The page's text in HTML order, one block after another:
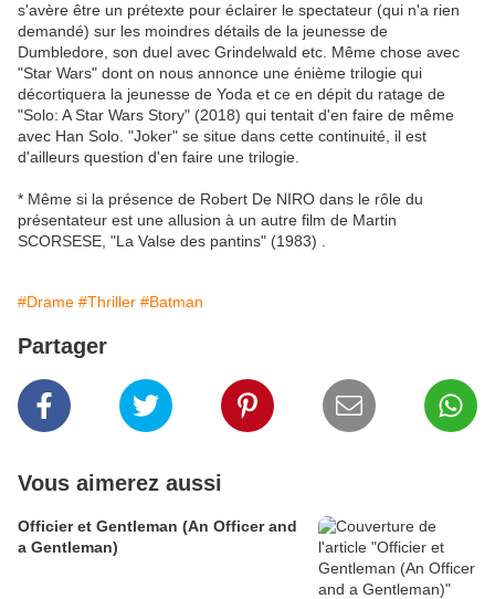
s'avère être un prétexte pour éclairer le spectateur (qui n'a rien
demandé) sur les moindres détails de la jeunesse de
Dumbledore, son duel avec Grindelwald etc. Même chose avec
"Star Wars" dont on nous annonce une énième trilogie qui
décortiquera la jeunesse de Yoda et ce en dépit du ratage de
"Solo: A Star Wars Story" (2018) qui tentait d'en faire de même
avec Han Solo. "Joker" se situe dans cette continuité, il est
d'ailleurs question d'en faire une trilogie.
* Même si la présence de Robert De NIRO dans le rôle du
présentateur est une allusion à un autre film de Martin
SCORSESE, "La Valse des pantins" (1983) .
#Drame #Thriller #Batman
Partager
Vous aimerez aussi
Officier et Gentleman (An Officer and
a Gentleman)